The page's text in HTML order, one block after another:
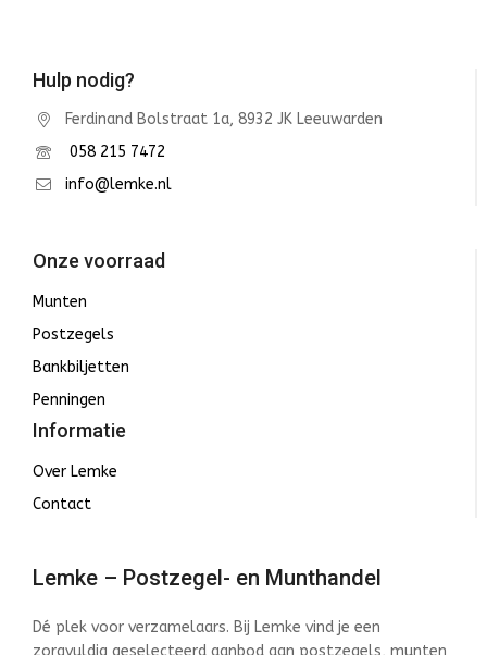
Hulp nodig?
Ferdinand Bolstraat 1a, 8932 JK Leeuwarden
058 215 7472
info@lemke.nl
Onze voorraad
Munten
Postzegels
Bankbiljetten
Penningen
Informatie
Over Lemke
Contact
Lemke – Postzegel- en Munthandel
Dé plek voor verzamelaars. Bij Lemke vind je een
zorgvuldig geselecteerd aanbod aan postzegels, munten